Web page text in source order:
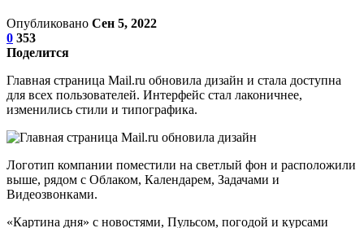
Опубликовано Сен 5, 2022
0 353
Поделится
Главная страница Mail.ru обновила дизайн и стала доступна
для всех пользователей. Интерфейс стал лаконичнее,
изменились стили и типографика.
Логотип компании поместили на светлый фон и расположили
выше, рядом с Облаком, Календарем, Задачами и
Видеозвонками.
«Картина дня» с новостями, Пульсом, погодой и курсами